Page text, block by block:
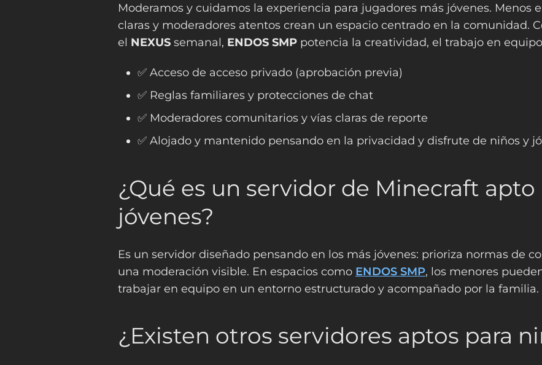
Moderamos y cuidamos la experiencia para jugadores más jóvenes. Menos
claras y moderadores atentos crean un espacio centrado en la comunidad.
el NEXUS semanal, ENDOS SMP potencia la creatividad, el trabajo en
✅ Acceso de acceso privado (aprobación previa)
✅ Reglas familiares y protecciones de chat
✅ Moderadores comunitarios y vías claras de reporte
✅ Alojado y mantenido pensando en la privacidad y disfrute de niños y
¿Qué es un servidor de Minecraft apto
jóvenes?
Es un servidor diseñado pensando en los más jóvenes: prioriza normas de
una moderación visible. En espacios como ENDOS SMP, los menores
trabajar en equipo en un entorno estructurado y acompañado por la familia.
¿Existen otros servidores aptos para